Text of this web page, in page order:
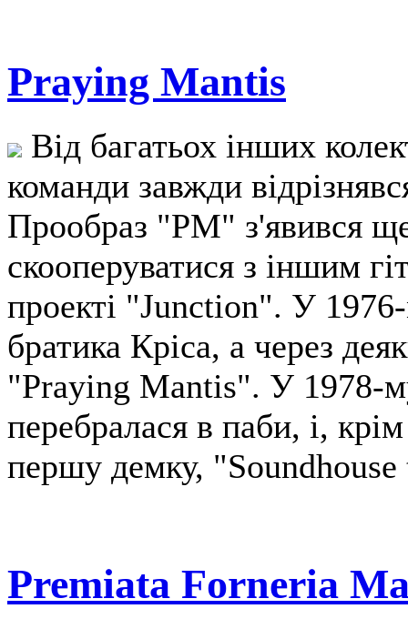
Praying Mantis
Від багатьох інших
команди завжди
Прообраз "PM" з'явився
скооперуватися з іншим
проекті "Junction". У
братика Кріса, а через
"Praying Mantis". У 1978-
перебралася в паби, і,
першу демку, "Soundhouse
Premiata Forneria